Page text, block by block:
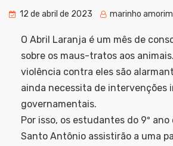
12 de abril de 2023 marinho amorim
O Abril Laranja é um mês de
sobre os maus-tratos aos
violência contra eles são
ainda necessita de intervenções
governamentais.
Por isso, os estudantes do 9º ano
Santo Antônio assistirão a uma